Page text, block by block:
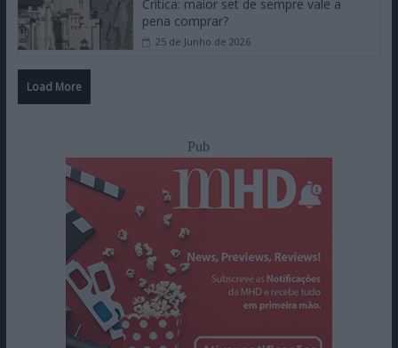
Crítica: maior set de sempre vale a
pena comprar?
25 de Junho de 2026
Load More
Pub